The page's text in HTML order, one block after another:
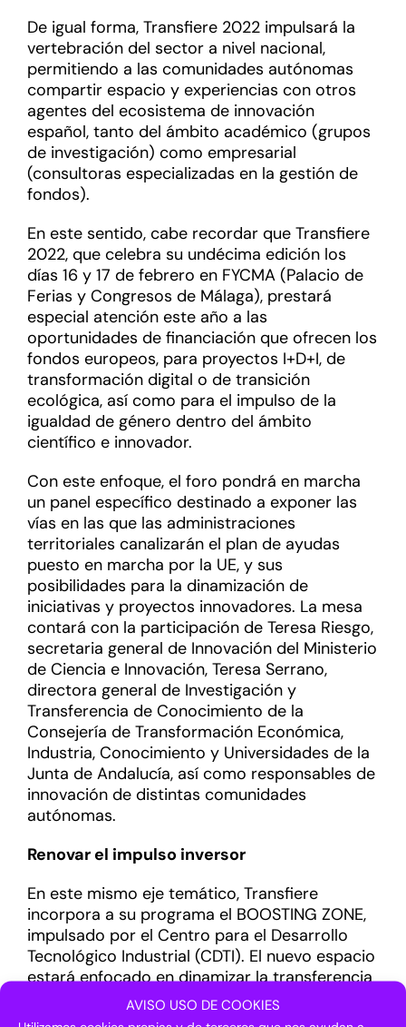
AVISO USO DE COOKIES
De igual forma, Transfiere 2022 impulsará la
vertebración del sector a nivel nacional,
permitiendo a las comunidades autónomas
compartir espacio y experiencias con otros
agentes del ecosistema de innovación
español, tanto del ámbito académico (grupos
de investigación) como empresarial
(consultoras especializadas en la gestión de
fondos).
En este sentido, cabe recordar que Transfiere
2022, que celebra su undécima edición los
días 16 y 17 de febrero en FYCMA (Palacio de
Ferias y Congresos de Málaga), prestará
especial atención este año a las
oportunidades de financiación que ofrecen los
fondos europeos, para proyectos I+D+I, de
transformación digital o de transición
ecológica, así como para el impulso de la
igualdad de género dentro del ámbito
científico e innovador.
Con este enfoque, el foro pondrá en marcha
un panel específico destinado a exponer las
vías en las que las administraciones
territoriales canalizarán el plan de ayudas
puesto en marcha por la UE, y sus
posibilidades para la dinamización de
iniciativas y proyectos innovadores. La mesa
contará con la participación de Teresa Riesgo,
secretaria general de Innovación del Ministerio
de Ciencia e Innovación, Teresa Serrano,
directora general de Investigación y
Transferencia de Conocimiento de la
Consejería de Transformación Económica,
Industria, Conocimiento y Universidades de la
Junta de Andalucía, así como responsables de
innovación de distintas comunidades
autónomas.
Renovar el impulso inversor
En este mismo eje temático, Transfiere
incorpora a su programa el BOOSTING ZONE,
impulsado por el Centro para el Desarrollo
Tecnológico Industrial (CDTI). El nuevo espacio
estará enfocado en dinamizar la transferencia
como elemento de alto potencial
transformador, así como en renovar el impulso